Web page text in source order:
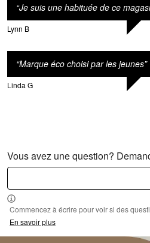
“Je suis une habituée de ce
Lynn B
“Marque éco choisi par les jeunes”
Linda G
Vous avez une question?
Commencez à écrire pour voir si des
En savoir plus